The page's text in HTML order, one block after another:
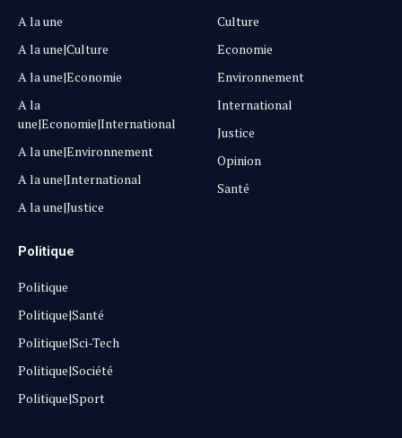
A la une
A la une|Culture
A la une|Economie
A la
une|Economie|International
A la une|Environnement
A la une|International
A la une|Justice
Culture
Economie
Environnement
International
Justice
Opinion
Santé
Politique
Politique
Politique|Santé
Politique|Sci-Tech
Politique|Société
Politique|Sport